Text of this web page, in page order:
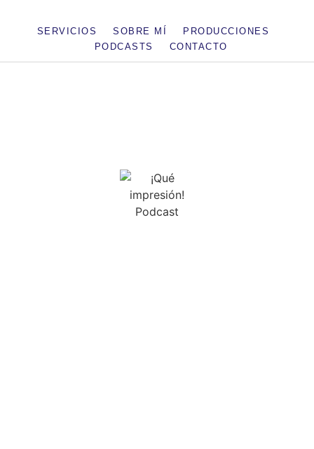
SERVICIOS SOBRE MÍ
PRODUCCIONES
PODCASTS
CONTACTO